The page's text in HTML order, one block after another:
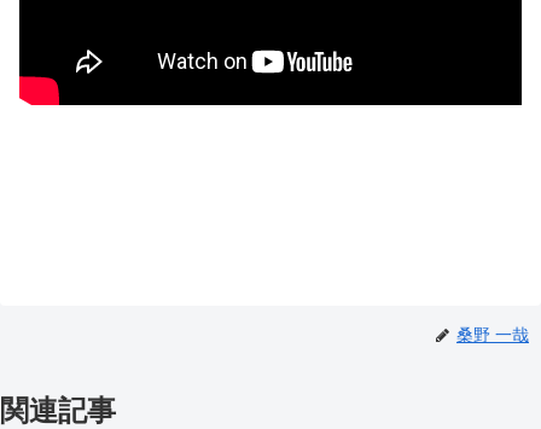
桑野 一哉
関連記事